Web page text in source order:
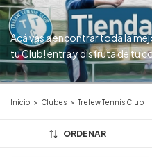
Acá vas a encontrar toda la
tu Club! entra y disfruta de tu
Inicio > Clubes > Trelew Tennis Club
ORDENAR